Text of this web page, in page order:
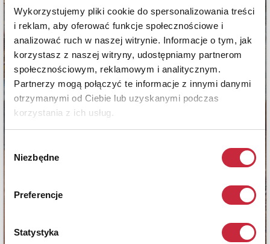
Wykorzystujemy pliki cookie do spersonalizowania treści
i reklam, aby oferować funkcje społecznościowe i
analizować ruch w naszej witrynie. Informacje o tym, jak
korzystasz z naszej witryny, udostępniamy partnerom
społecznościowym, reklamowym i analitycznym.
Partnerzy mogą połączyć te informacje z innymi danymi
otrzymanymi od Ciebie lub uzyskanymi podczas
korzystania z ich usług.
Wybór
zgody
Niezbędne
Preferencje
Statystyka